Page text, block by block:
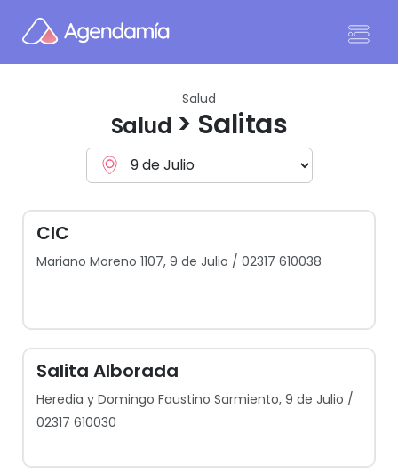
Salud
Salud > Salitas
CIC
Mariano Moreno 1107, 9 de Julio / 02317 610038
Salita Alborada
Heredia y Domingo Faustino Sarmiento, 9 de Julio /
02317 610030